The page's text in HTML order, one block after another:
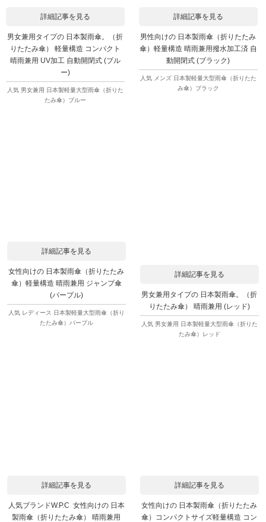
詳細記事を見る
男女兼用タイプの 日本製雨傘。（折
りたたみ傘） 軽量構造 コンパクト
晴雨兼用 UV加工 自動開閉式 (ブル
ー)
人気 男女兼用 日本製軽量大型雨傘（折りた
たみ傘）ブルー
詳細記事を見る
男性向けの 日本製雨傘（折りたたみ
傘）軽量構造 晴雨兼用撥水加工済 自
動開閉式 (ブラック)
人気 メンズ 日本製軽量大型雨傘（折りたた
み傘）ブラック
詳細記事を見る
女性向けの 日本製雨傘（折りたたみ
傘）軽量構造 晴雨兼用 ジャンプ傘
(パープル)
人気 レディース 日本製軽量大型雨傘（折り
たたみ傘）パープル
詳細記事を見る
男女兼用タイプの 日本製雨傘。（折
りたたみ傘） 晴雨兼用 (レッド)
人気 男女兼用 日本製軽量大型雨傘（折りた
たみ傘）レッド
詳細記事を見る
人気ブランドW.P.C 女性向けの 日本
製雨傘（折りたたみ傘） 晴雨兼用
詳細記事を見る
女性向けの 日本製雨傘（折りたたみ
傘）コンパクトサイズ軽量構造 コン